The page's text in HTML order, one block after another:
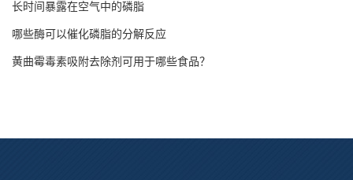
长时间暴露在空气中的磷脂
哪些酶可以催化磷脂的分解反应
黄曲霉毒素吸附去除剂可用于哪些食品？